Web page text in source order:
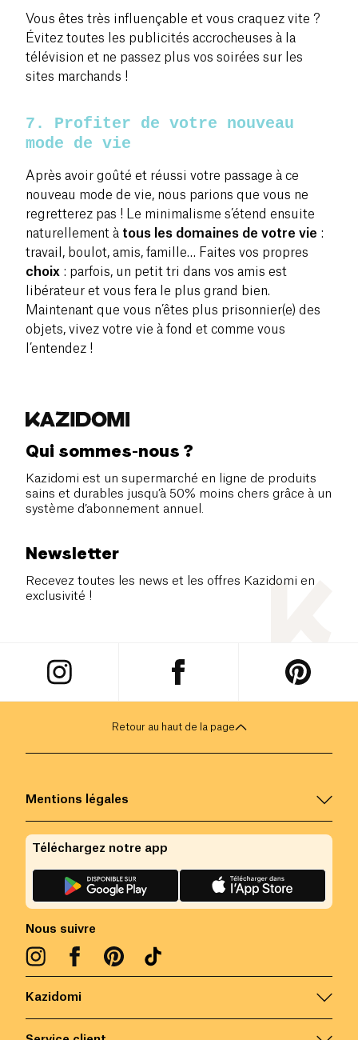
Vous êtes très influençable et vous craquez vite ?
Évitez toutes les publicités accrocheuses à la
télévision et ne passez plus vos soirées sur les
sites marchands !
7. Profiter de votre nouveau
mode de vie
Après avoir goûté et réussi votre passage à ce
nouveau mode de vie, nous parions que vous ne
regretterez pas ! Le minimalisme s’étend ensuite
naturellement à tous les domaines de votre vie :
travail, boulot, amis, famille… Faites vos propres
choix : parfois, un petit tri dans vos amis est
libérateur et vous fera le plus grand bien.
Maintenant que vous n’êtes plus prisonnier(e) des
objets, vivez votre vie à fond et comme vous
l’entendez !
Qui sommes-nous ?
Kazidomi est un supermarché en ligne de produits
sains et durables jusqu’à 50% moins chers grâce à un
système d’abonnement annuel.
Newsletter
Recevez toutes les news et les offres Kazidomi en
exclusivité !
Retour au haut de la page
Kazidomi
Mentions légales
Nous suivre
Téléchargez notre app